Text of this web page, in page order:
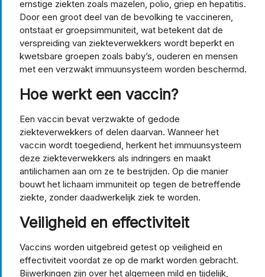
ernstige ziekten zoals mazelen, polio, griep en hepatitis.
Door een groot deel van de bevolking te vaccineren,
ontstaat er groepsimmuniteit, wat betekent dat de
verspreiding van ziekteverwekkers wordt beperkt en
kwetsbare groepen zoals baby’s, ouderen en mensen
met een verzwakt immuunsysteem worden beschermd.
Hoe werkt een vaccin?
Een vaccin bevat verzwakte of gedode
ziekteverwekkers of delen daarvan. Wanneer het
vaccin wordt toegediend, herkent het immuunsysteem
deze ziekteverwekkers als indringers en maakt
antilichamen aan om ze te bestrijden. Op die manier
bouwt het lichaam immuniteit op tegen de betreffende
ziekte, zonder daadwerkelijk ziek te worden.
Veiligheid en effectiviteit
Vaccins worden uitgebreid getest op veiligheid en
effectiviteit voordat ze op de markt worden gebracht.
Bijwerkingen zijn over het algemeen mild en tijdelijk,